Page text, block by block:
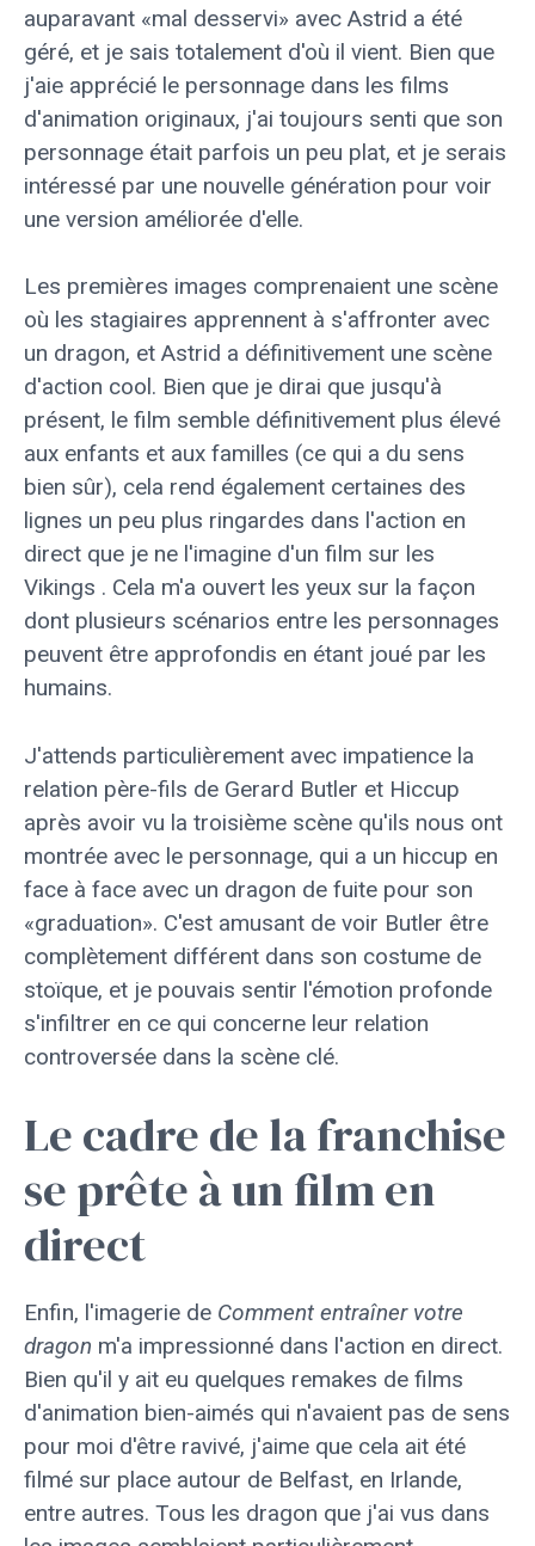
auparavant «mal desservi» avec Astrid a été
géré, et je sais totalement d'où il vient. Bien que
j'aie apprécié le personnage dans les films
d'animation originaux, j'ai toujours senti que son
personnage était parfois un peu plat, et je serais
intéressé par une nouvelle génération pour voir
une version améliorée d'elle.
Les premières images comprenaient une scène
où les stagiaires apprennent à s'affronter avec
un dragon, et Astrid a définitivement une scène
d'action cool. Bien que je dirai que jusqu'à
présent, le film semble définitivement plus élevé
aux enfants et aux familles (ce qui a du sens
bien sûr), cela rend également certaines des
lignes un peu plus ringardes dans l'action en
direct que je ne l'imagine d'un film sur les
Vikings . Cela m'a ouvert les yeux sur la façon
dont plusieurs scénarios entre les personnages
peuvent être approfondis en étant joué par les
humains.
J'attends particulièrement avec impatience la
relation père-fils de Gerard Butler et Hiccup
après avoir vu la troisième scène qu'ils nous ont
montrée avec le personnage, qui a un hiccup en
face à face avec un dragon de fuite pour son
«graduation». C'est amusant de voir Butler être
complètement différent dans son costume de
stoïque, et je pouvais sentir l'émotion profonde
s'infiltrer en ce qui concerne leur relation
controversée dans la scène clé.
Le cadre de la franchise
se prête à un film en
direct
Enfin, l'imagerie de Comment entraîner votre
dragon m'a impressionné dans l'action en direct.
Bien qu'il y ait eu quelques remakes de films
d'animation bien-aimés qui n'avaient pas de sens
pour moi d'être ravivé, j'aime que cela ait été
filmé sur place autour de Belfast, en Irlande,
entre autres. Tous les dragon que j'ai vus dans